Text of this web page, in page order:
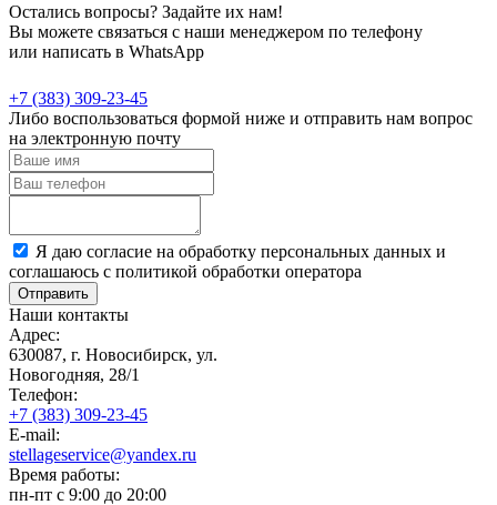
Остались вопросы? Задайте их нам!
Вы можете связаться с наши менеджером по телефону
или написать в WhatsApp
+7 (383) 309-23-45
Либо воспользоваться формой ниже и отправить нам вопрос
на электронную почту
Я даю согласие на обработку персональных данных и
соглашаюсь с политикой обработки оператора
Отправить
Наши контакты
Адрес:
630087, г. Новосибирск, ул.
Новогодняя, 28/1
Телефон:
+7 (383) 309-23-45
E-mail:
stellageservice@yandex.ru
Время работы:
пн-пт с 9:00 до 20:00